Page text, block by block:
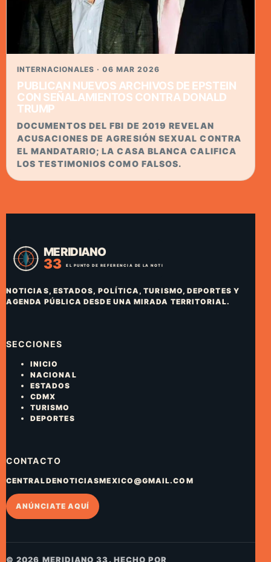
INTERNACIONALES · 06 MAR 2026
PUBLICAN NUEVOS ARCHIVOS DE EPSTEIN
CON SEÑALAMIENTOS CONTRA DONALD
TRUMP
DOCUMENTOS DEL FBI DE 2019 REVELAN
ACUSACIONES DE AGRESIÓN SEXUAL CONTRA
EL MANDATARIO; LA CASA BLANCA CALIFICA
LOS TESTIMONIOS COMO FALSOS.
NOTICIAS, ESTADOS, POLÍTICA, TURISMO, DEPORTES Y
AGENDA PÚBLICA DESDE UNA MIRADA TERRITORIAL.
SECCIONES
INICIO
NACIONAL
ESTADOS
CDMX
TURISMO
DEPORTES
CONTACTO
CENTRALDENOTICIASMEXICO@GMAIL.COM
ANÚNCIATE AQUÍ
© 2026 MERIDIANO 33. HECHO POR